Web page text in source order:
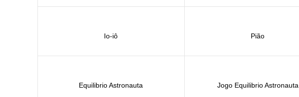
Io-iô Pião
Equilibrio Astronauta Jogo Equilibrio Astronauta